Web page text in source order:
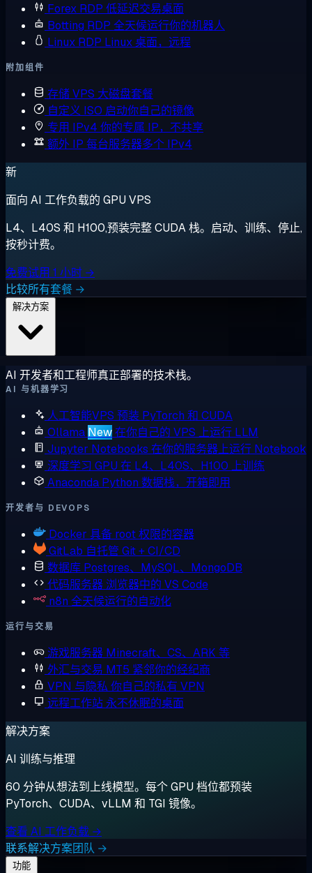
Forex RDP 低延迟交易桌面
Botting RDP 全天候运行你的机器人
Linux RDP Linux 桌面，远程
附加组件
存储 VPS 大磁盘套餐
自定义 ISO 启动你自己的镜像
专用 IPv4 你的专属 IP，不共享
额外 IP 每台服务器多个 IPv4
新
面向 AI 工作负载的 GPU VPS
L4、L40S 和 H100,预装完整 CUDA 栈。启动、训练、停止,
按秒计费。
免费试用 1 小时 →
比较所有套餐 →
AI 开发者和工程师真正部署的技术栈。
AI 与机器学习
人工智能VPS 预装 PyTorch 和 CUDA
Ollama New在你自己的 VPS 上运行 LLM
Jupyter Notebooks 在你的服务器上运行 Notebook
深度学习 GPU 在 L4、L40S、H100 上训练
Anaconda Python 数据栈，开箱即用
开发者与 DEVOPS
Docker 具备 root 权限的容器
GitLab 自托管 Git + CI/CD
数据库 Postgres、MySQL、MongoDB
代码服务器 浏览器中的 VS Code
n8n 全天候运行的自动化
运行与交易
游戏服务器 Minecraft、CS、ARK 等
外汇与交易 MT5 紧邻你的经纪商
VPN 与隐私 你自己的私有 VPN
远程工作站 永不休眠的桌面
解决方案
AI 训练与推理
60 分钟从想法到上线模型。每个 GPU 档位都预装
PyTorch、CUDA、vLLM 和 TGI 镜像。
查看 AI 工作负载 →
联系解决方案团队 →